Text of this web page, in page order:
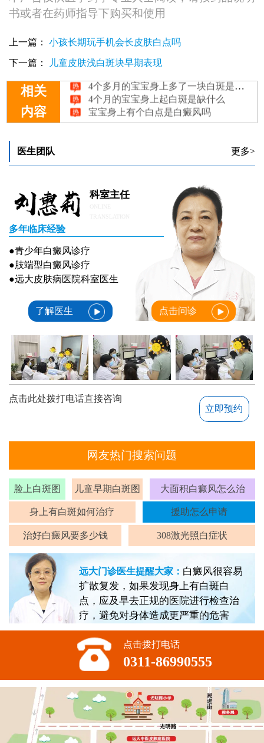
书或者在药师指导下购买和使用
上一篇： 小孩长期玩手机会长皮肤白点吗
下一篇： 儿童皮肤浅白斑块早期表现
相关
内容
4个月的宝宝身上起白斑是缺什么
宝宝身上有个白点是白癜风吗
宝宝身上有白斑原因是什么
宝宝身上有浅色白块的原因有哪些
医生团队 更多>
科室主任
多年临床经验
●青少年白癜风诊疗
●肢端型白癜风诊疗
●远大皮肤病医院科室医生
了解医生 点击问诊
点击此处拨打电话直接咨询
立即预约
网友热门搜索问题
脸上白斑图 儿童早期白斑图 大面积白癜风怎么治
身上有白斑如何治疗 援助怎么申请
治好白癜风要多少钱 308激光照白症状
远大门诊医生提醒大家： 白癜风很容易
扩散复发，如果发现身上有白斑白
点，应及早去正规的医院进行检查治
疗，避免对身体造成更严重的危害
点击拨打电话
0311-86990555